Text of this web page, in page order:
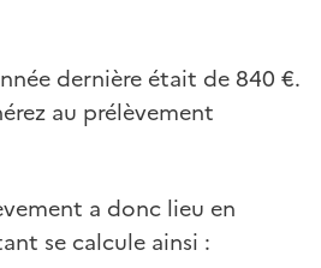
dernière était de 840 €.
au prélèvement
a donc lieu en
se calcule ainsi :